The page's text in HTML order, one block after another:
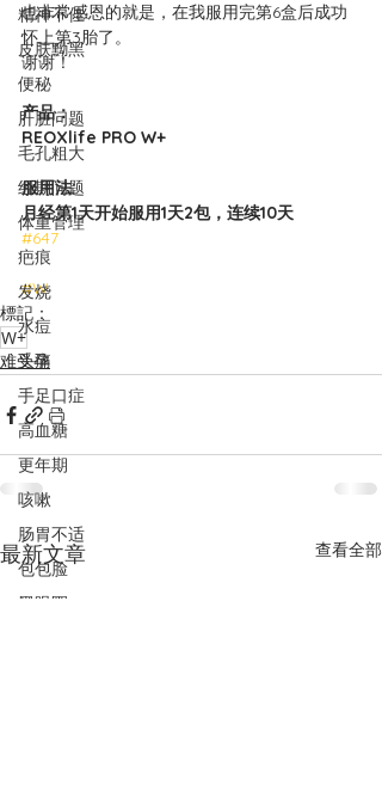
精神不佳
皮肤黝黑
便秘
肝脏问题
毛孔粗大
经期问题
体重管理
疤痕
发烧
水痘
头痛
手足口症
高血糖
更年期
咳嗽
肠胃不适
包包脸
黑眼圈
也非常感恩的就是，在我服用完第6盒后成功
怀上第3胎了。
谢谢！
产品：
REOXlife PRO W+
服用法:
月经第1天开始服用1天2包，连续10天
#647
#W
標記：
W+
难受孕
最新文章 查看全部